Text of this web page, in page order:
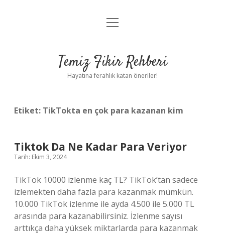
Anasayfa
Yasal Uyarı
menüyü
Temiz Fikir Rehberi
Hayatına ferahlık katan öneriler!
Etiket: TikTokta en çok para kazanan kim
Tiktok Da Ne Kadar Para Veriyor
Tarih: Ekim 3, 2024
TikTok 10000 izlenme kaç TL? TikTok’tan sadece
izlemekten daha fazla para kazanmak mümkün.
10.000 TikTok izlenme ile ayda 4.500 ile 5.000 TL
arasında para kazanabilirsiniz. İzlenme sayısı
arttıkça daha yüksek miktarlarda para kazanmak